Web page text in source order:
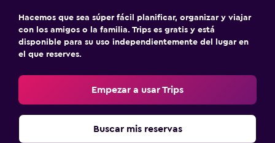
Hacemos que sea súper fácil planificar, organizar y viajar
con los amigos o la familia. Trips es gratis y está
disponible para su uso independientemente del lugar en
el que reserves.
Empezar a usar Trips
Buscar mis reservas